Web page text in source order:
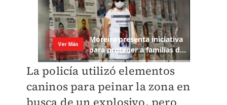
La policía utilizó elementos
caninos para peinar la zona en